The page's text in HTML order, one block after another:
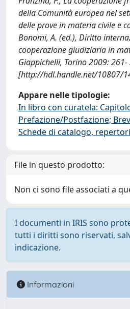
della Comunità europea nel
delle prove in materia civile e
Bonomi, A. (ed.), Diritto
cooperazione giudiziaria in
Giappichelli, Torino 2009: 261-
[http://hdl.handle.net/10807/
Appare nelle tipologie:
In libro con curatela:
Prefazione/Postfazione;
Schede di catalogo,
File in questo prodotto:
Non ci sono file associati a
I documenti in IRIS sono
tutti i diritti sono riservati,
indicazione.
Informazioni